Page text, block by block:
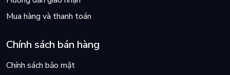
Mua hàng và thanh toán
Chính sách bán hàng
Chính sách bảo mật